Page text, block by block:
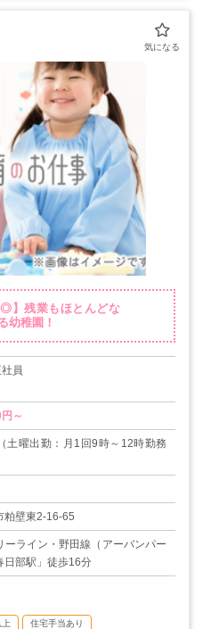
◎】残業もほとんどな
幼稚園！
員
～
土曜出勤：月1回9時～12時勤務
～約1週間）
～8月末）
末～1月6日）
に1～3回日直として出勤の可能
間）
粕壁東2-16-65
ーライン・野田線（アーバンパー
日部駅」徒歩16分
住宅手当あり